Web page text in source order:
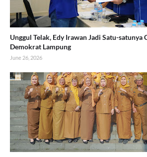
Unggul Telak, Edy Irawan Jadi Satu-satunya
Demokrat Lampung
June 26, 2026